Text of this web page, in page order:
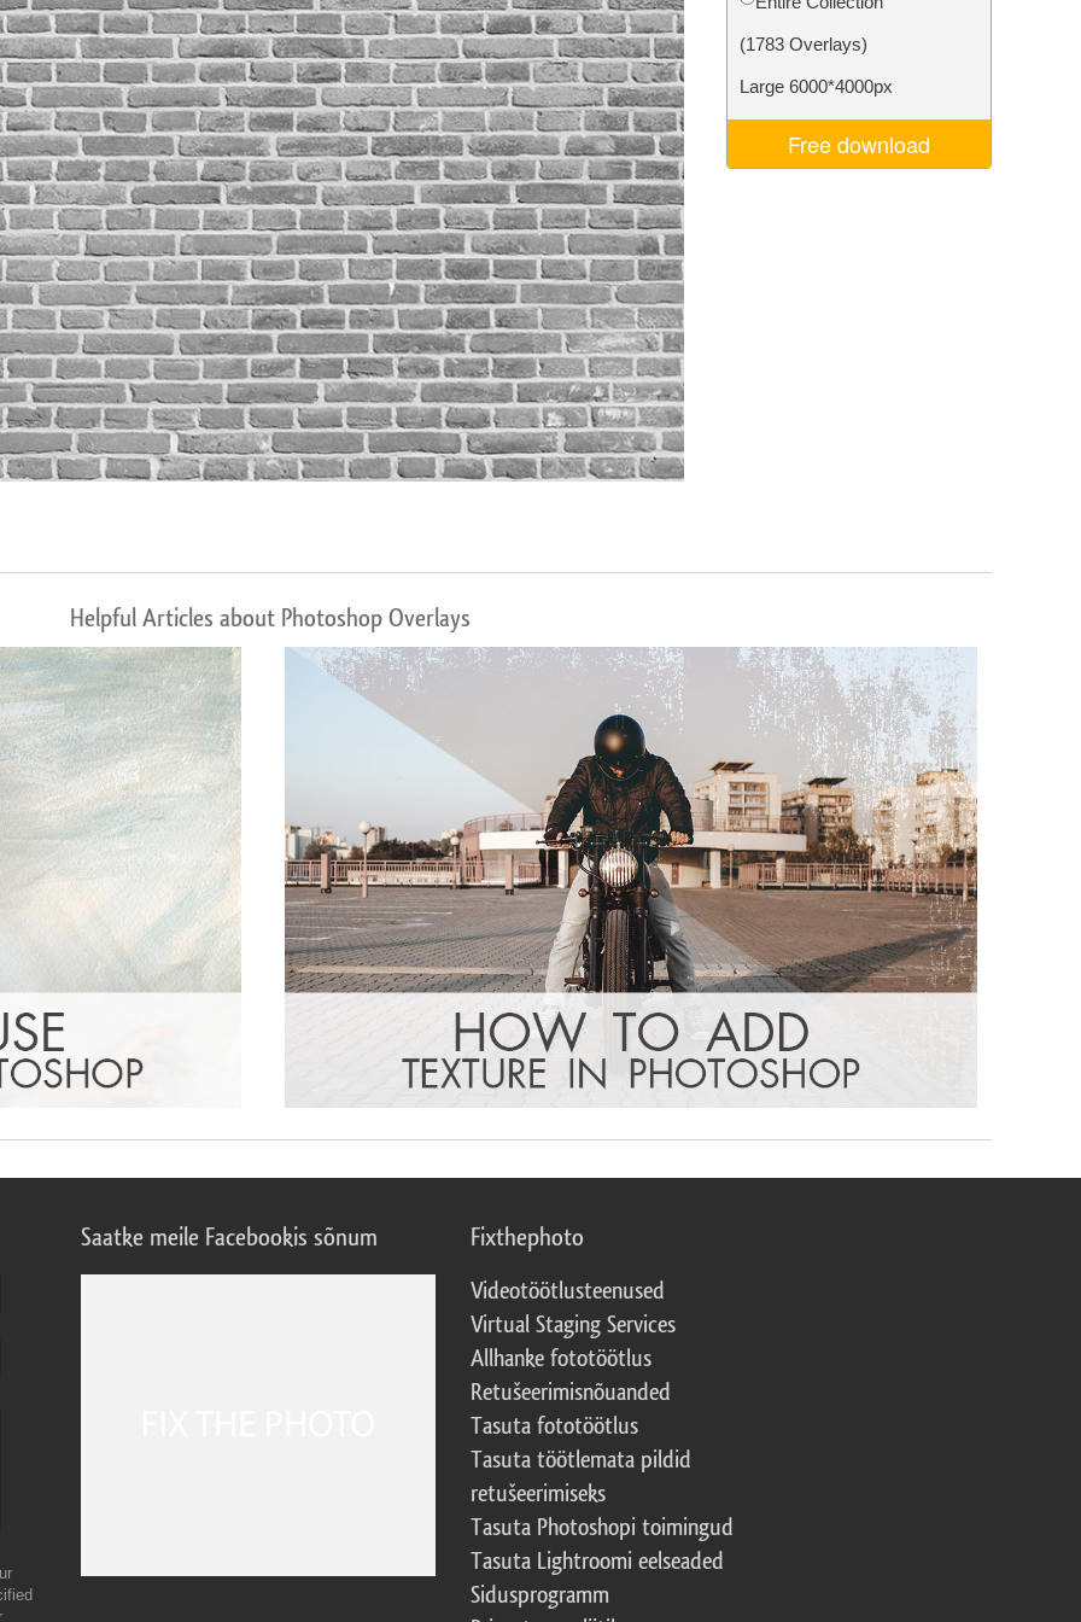
fototöötlus Ehete fotode redigeerimine AI koolitusandmed Video Editing Services
(1783 Overlays)
Large 6000*4000px
Free download
Helpful Articles about Photoshop Overlays
Saatke meile Facebookis sõnum Fixthephoto
Videotöötlusteenused
Virtual Staging Services
Allhanke fototöötlus
Retušeerimisnõuanded
Tasuta fototöötlus
Tasuta töötlemata pildid
retušeerimiseks
Tasuta Photoshopi toimingud
Tasuta Lightroomi eelseaded
Sidusprogramm